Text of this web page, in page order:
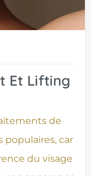
Et Lifting
de
populaires, car
du visage